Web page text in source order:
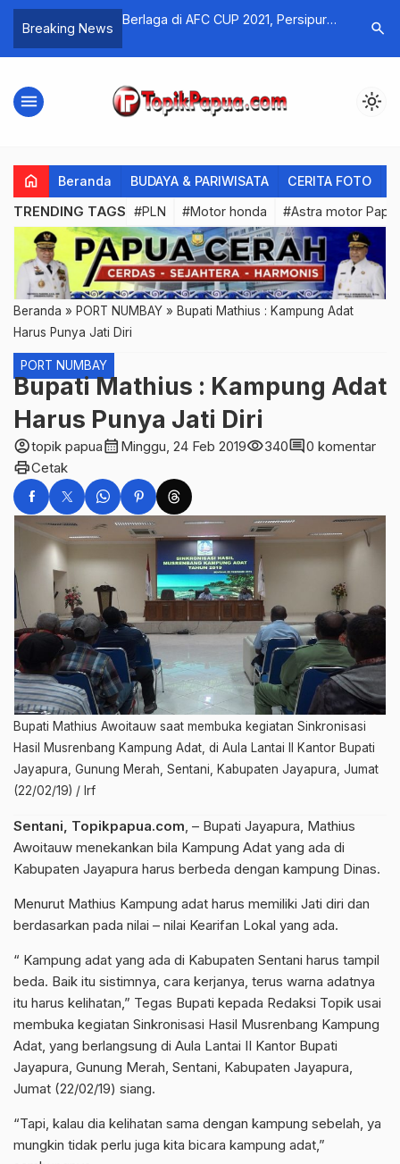
Breaking News
Ingin
Berlaga di AFC CUP 2021, Persipura
Base
Kapolda
search
menu light_mode
home Beranda BUDAYA & PARIWISATA CERITA FOTO
TRENDING TAGS #PLN #Motor honda #Astra motor
Beranda » PORT NUMBAY » Bupati Mathius : Kampung Adat
Harus Punya Jati Diri
PORT NUMBAY
Bupati Mathius : Kampung Adat
Harus Punya Jati Diri
account_circletopik papuacalendar_month Minggu, 24 Feb 2019visibility340comment0 komentar
printCetak
Bupati Mathius Awoitauw saat membuka kegiatan Sinkronisasi
Hasil Musrenbang Kampung Adat, di Aula Lantai II Kantor Bupati
Jayapura, Gunung Merah, Sentani, Kabupaten Jayapura, Jumat
(22/02/19) / Irf
Sentani, Topikpapua.com , – Bupati Jayapura, Mathius
Awoitauw menekankan bila Kampung Adat yang ada di
Kabupaten Jayapura harus berbeda dengan kampung Dinas.
Menurut Mathius Kampung adat harus memiliki Jati diri dan
berdasarkan pada nilai – nilai Kearifan Lokal yang ada.
“ Kampung adat yang ada di Kabupaten Sentani harus tampil
beda. Baik itu sistimnya, cara kerjanya, terus warna adatnya
itu harus kelihatan,” Tegas Bupati kepada Redaksi Topik usai
membuka kegiatan Sinkronisasi Hasil Musrenbang Kampung
Adat, yang berlangsung di Aula Lantai II Kantor Bupati
Jayapura, Gunung Merah, Sentani, Kabupaten Jayapura,
Jumat (22/02/19) siang.
“Tapi, kalau dia kelihatan sama dengan kampung sebelah, ya
mungkin tidak perlu juga kita bicara kampung adat,”